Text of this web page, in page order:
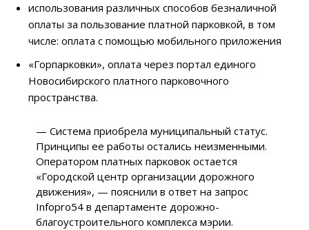
использования различных способов безналичной
оплаты за пользование платной парковкой, в том
числе: оплата с помощью мобильного приложения
«Горпарковки», оплата через портал единого
Новосибирского платного парковочного
пространства.
— Система приобрела муниципальный статус.
Принципы ее работы остались неизменными.
Оператором платных парковок остается
«Городской центр организации дорожного
движения», — пояснили в ответ на запрос
Infopro54 в департаменте дорожно-
благоустроительного комплекса мэрии.